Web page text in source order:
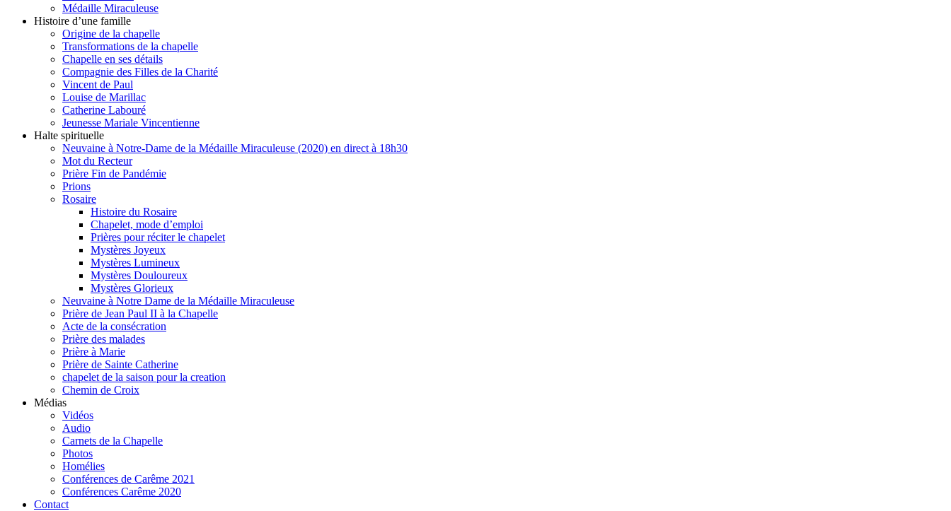
Médaille Miraculeuse
Histoire d’une famille
Origine de la chapelle
Transformations de la chapelle
Chapelle en ses détails
Compagnie des Filles de la Charité
Vincent de Paul
Louise de Marillac
Catherine Labouré
Jeunesse Mariale Vincentienne
Halte spirituelle
Neuvaine à Notre-Dame de la Médaille Miraculeuse (2020) en direct à 18h30
Mot du Recteur
Prière Fin de Pandémie
Prions
Rosaire
Histoire du Rosaire
Chapelet, mode d’emploi
Prières pour réciter le chapelet
Mystères Joyeux
Mystères Lumineux
Mystères Douloureux
Mystères Glorieux
Neuvaine à Notre Dame de la Médaille Miraculeuse
Prière de Jean Paul II à la Chapelle
Acte de la consécration
Prière des malades
Prière à Marie
Prière de Sainte Catherine
chapelet de la saison pour la creation
Chemin de Croix
Médias
Vidéos
Audio
Carnets de la Chapelle
Photos
Homélies
Conférences de Carême 2021
Conférences Carême 2020
Contact